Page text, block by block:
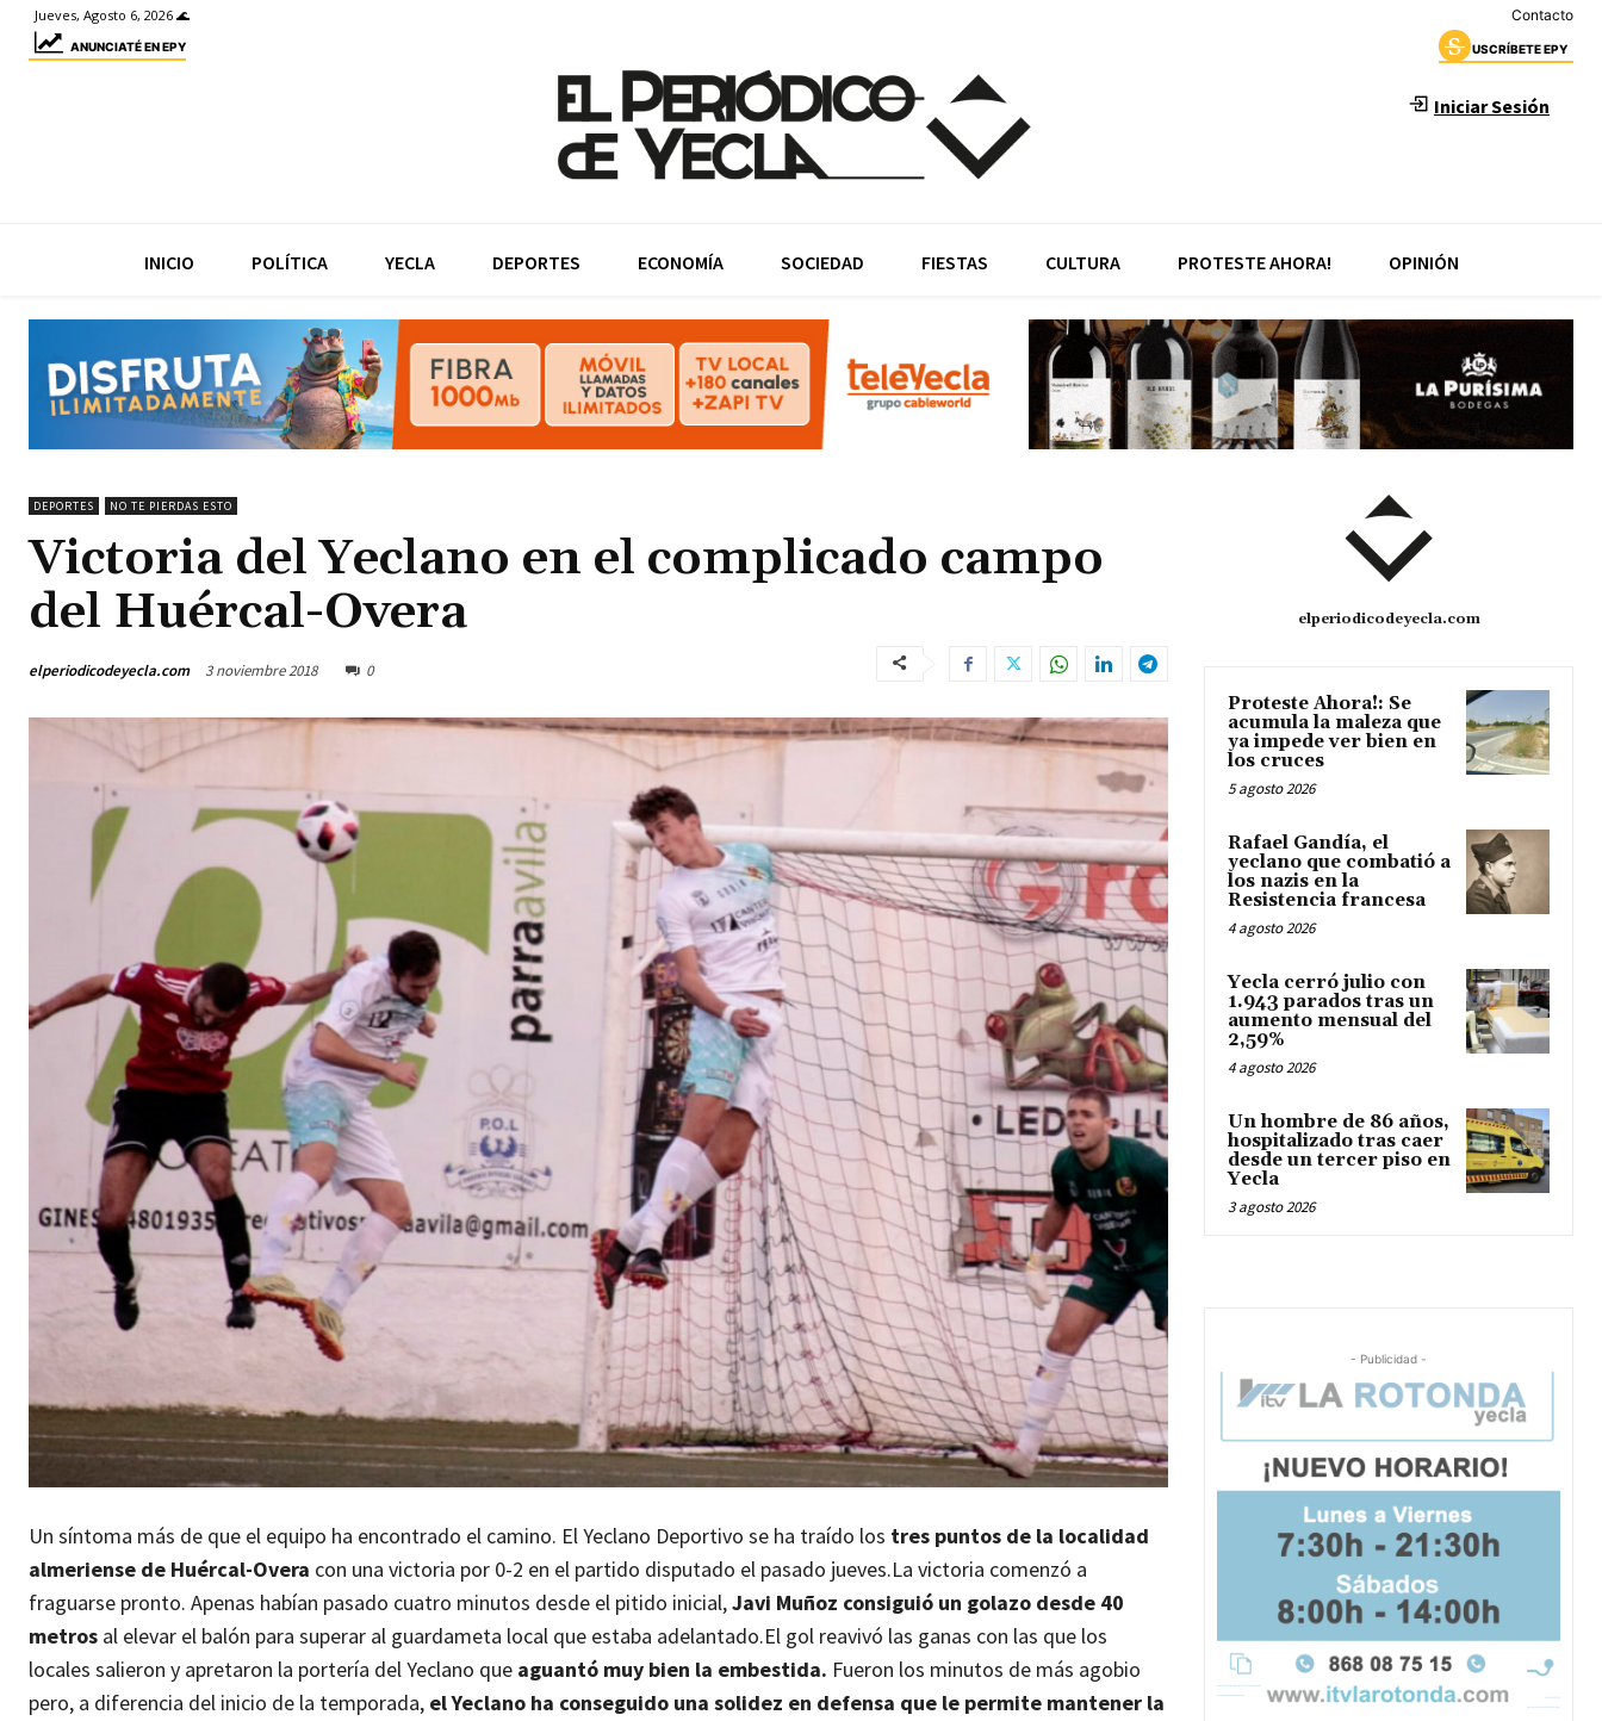
Jueves, Agosto 6, 2026 🌊 Contacto
ANUNCIATÉ EN EPY USCRÍBETE EPY
Iniciar Sesión
INICIO POLÍTICA YECLA DEPORTES ECONOMÍA SOCIEDAD FIESTAS CULTURA PROTESTE AHORA! OPINIÓN
DEPORTES NO TE PIERDAS ESTO
Victoria del Yeclano en el complicado campo
del Huércal-Overa
elperiodicodeyecla.com 3 noviembre 2018 0
Un síntoma más de que el equipo ha encontrado el camino. El Yeclano Deportivo se ha traído los tres puntos de la localidad
almeriense de Huércal-Overa con una victoria por 0-2 en el partido disputado el pasado jueves.La victoria comenzó a
fraguarse pronto. Apenas habían pasado cuatro minutos desde el pitido inicial,Javi Muñoz consiguió un golazo desde 40
metros al elevar el balón para superar al guardameta local que estaba adelantado.El gol reavivó las ganas con las que los
locales salieron y apretaron la portería del Yeclano que aguantó muy bien la embestida. Fueron los minutos de más agobio
pero, a diferencia del inicio de la temporada, el Yeclano ha conseguido una solidez en defensa que le permite mantener la
elperiodicodeyecla.com
Proteste Ahora!: Se
acumula la maleza que
ya impede ver bien en
los cruces
5 agosto 2026
Rafael Gandía, el
yeclano que combatió a
los nazis en la
Resistencia francesa
4 agosto 2026
Yecla cerró julio con
1.943 parados tras un
aumento mensual del
2,59%
4 agosto 2026
Un hombre de 86 años,
hospitalizado tras caer
desde un tercer piso en
Yecla
3 agosto 2026
- Publicidad -